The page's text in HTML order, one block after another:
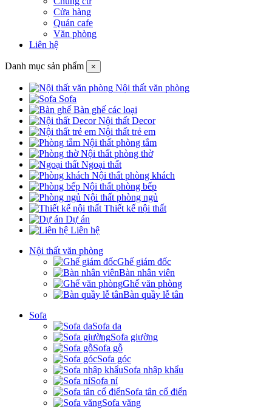
Cửa hàng
Quán cafe
Văn phòng
Liên hệ
Danh mục sản phẩm ×
Nội thất văn phòng
Sofa
Bàn ghế các loại
Nội thất Decor
Nội thất trẻ em
Nội thất phòng tắm
Nội thất phòng thờ
Ngoại thất
Nội thất phòng khách
Nội thất phòng bếp
Nội thất phòng ngủ
Thiết kế nội thất
Dự án
Liên hệ
Nội thất văn phòng
Ghế giám đốc
Bàn nhân viên
Ghế văn phòng
Bàn quầy lễ tân
Sofa
Sofa da
Sofa giường
Sofa gỗ
Sofa góc
Sofa nhập khẩu
Sofa nỉ
Sofa tân cổ điển
Sofa văng